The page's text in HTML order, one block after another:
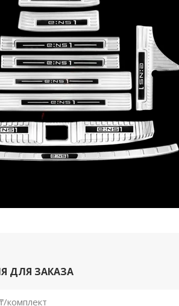
ДЛЯ ЗАКАЗА
комплект